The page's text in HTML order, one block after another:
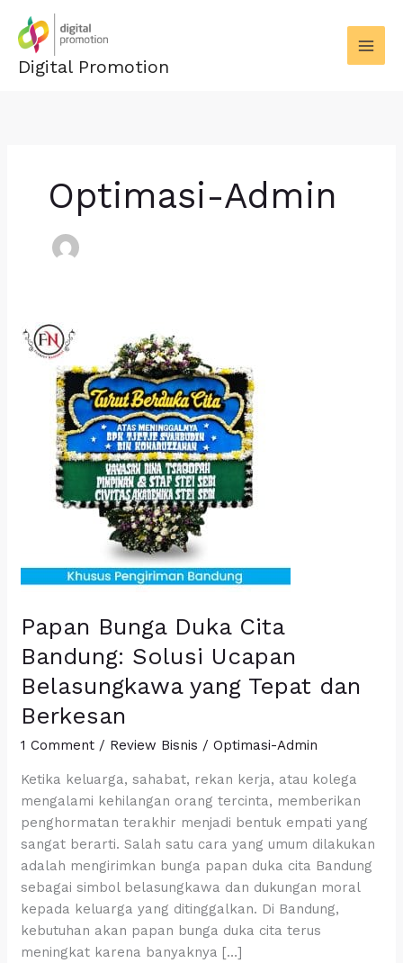
content
Digital Promotion
Optimasi-Admin
Papan Bunga Duka Cita
Bandung: Solusi Ucapan
Belasungkawa yang Tepat dan
Berkesan
1 Comment / Review Bisnis /Optimasi-Admin
Ketika keluarga, sahabat, rekan kerja, atau kolega
mengalami kehilangan orang tercinta, memberikan
penghormatan terakhir menjadi bentuk empati yang
sangat berarti. Salah satu cara yang umum dilakukan
adalah mengirimkan bunga papan duka cita Bandung
sebagai simbol belasungkawa dan dukungan moral
kepada keluarga yang ditinggalkan. Di Bandung,
kebutuhan akan papan bunga duka cita terus
meningkat karena banyaknya […]
Papan
Bunga
Bandung:
Solusi
Ucapan
Belasungkawa
Berkesan